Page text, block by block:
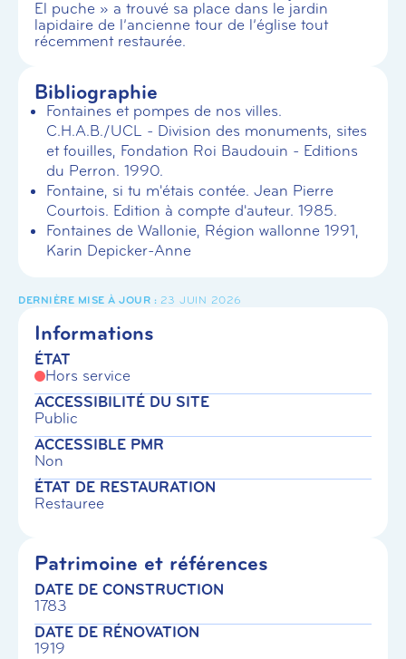
El puche » a trouvé sa place dans le jardin
lapidaire de l’ancienne tour de l’église tout
récemment restaurée.
Bibliographie
Fontaines et pompes de nos villes.
C.H.A.B./UCL - Division des monuments, sites
et fouilles, Fondation Roi Baudouin - Editions
du Perron. 1990.
Fontaine, si tu m'étais contée. Jean Pierre
Courtois. Edition à compte d'auteur. 1985.
Fontaines de Wallonie, Région wallonne 1991,
Karin Depicker-Anne
23 JUIN 2026
Informations
ÉTAT
Hors service
ACCESSIBILITÉ DU SITE
Public
ACCESSIBLE PMR
Non
ÉTAT DE RESTAURATION
Restauree
Patrimoine et références
DATE DE CONSTRUCTION
1783
DATE DE RÉNOVATION
1919